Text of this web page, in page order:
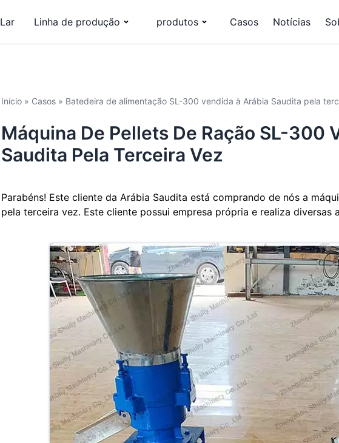
Lar Linha de produção produtos Casos Notícias
Início » Casos » Batedeira de alimentação SL-300 vendida à Arábia Saudita pela
Máquina De Pellets De Ração SL-300
Saudita Pela Terceira Vez
Parabéns! Este cliente da Arábia Saudita está comprando de nós a
pela terceira vez. Este cliente possui empresa própria e realiza diversas